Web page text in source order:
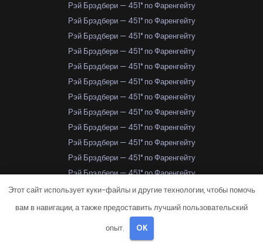
Рэй Брэдбери — 451° по Фаренгейту
Рэй Брэдбери — 451° по Фаренгейту
Рэй Брэдбери — 451° по Фаренгейту
Рэй Брэдбери — 451° по Фаренгейту
Рэй Брэдбери — 451° по Фаренгейту
Рэй Брэдбери — 451° по Фаренгейту
Рэй Брэдбери — 451° по Фаренгейту
Рэй Брэдбери — 451° по Фаренгейту
Рэй Брэдбери — 451° по Фаренгейту
Рэй Брэдбери — 451° по Фаренгейту
Рэй Брэдбери — 451° по Фаренгейту
Рэй Брэдбери — 451° по Фаренгейту
Рэй Брэдбери — 451° по Фаренгейту
Рэй Брэдбери — 451° по Фаренгейту
Рэй Брэдбери — 451° по Фаренгейту
Рэй Брэдбери — 451° по Фаренгейту
Этот сайт использует куки-файлы и другие технологии, чтобы помочь
вам в навигации, а также предоставить лучший пользовательский
опыт. OK